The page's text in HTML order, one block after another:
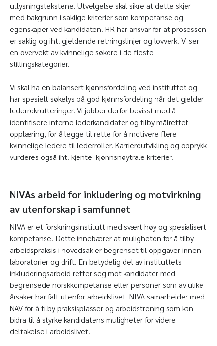
utlysningstekstene. Utvelgelse skal sikre at dette skjer
med bakgrunn i saklige kriterier som kompetanse og
egenskaper ved kandidaten. HR har ansvar for at prosessen
er saklig og iht. gjeldende retningslinjer og lovverk. Vi ser
en overvekt av kvinnelige søkere i de fleste
stillingskategorier.
Vi skal ha en balansert kjønnsfordeling ved instituttet og
har spesielt søkelys på god kjønnsfordeling når det gjelder
lederrekrutteringer. Vi jobber derfor bevisst med å
identifisere interne lederkandidater og tilby målrettet
opplæring, for å legge til rette for å motivere flere
kvinnelige ledere til lederroller. Karriereutvikling og opprykk
vurderes også iht. kjente, kjønnsnøytrale kriterier.
NIVAs arbeid for inkludering og motvirkning
av utenforskap i samfunnet
NIVA er et forskningsinstitutt med svært høy og spesialisert
kompetanse. Dette innebærer at muligheten for å tilby
arbeidspraksis i hovedsak er begrenset til oppgaver innen
laboratorier og drift. En betydelig del av instituttets
inkluderingsarbeid retter seg mot kandidater med
begrensede norskkompetanse eller personer som av ulike
årsaker har falt utenfor arbeidslivet. NIVA samarbeider med
NAV for å tilby praksisplasser og arbeidstrening som kan
bidra til å styrke kandidatens muligheter for videre
deltakelse i arbeidslivet.